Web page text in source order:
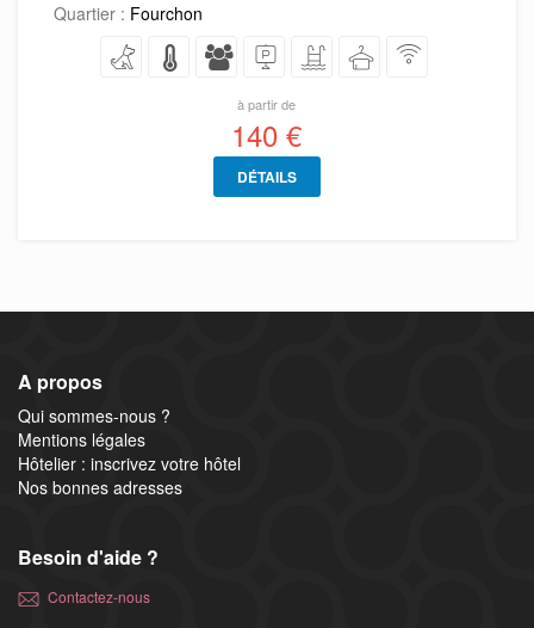
Quartier : Fourchon
à partir de
140 €
DÉTAILS
A propos
Qui sommes-nous ?
Mentions légales
Hôtelier : inscrivez votre hôtel
Nos bonnes adresses
Besoin d'aide ?
Contactez-nous